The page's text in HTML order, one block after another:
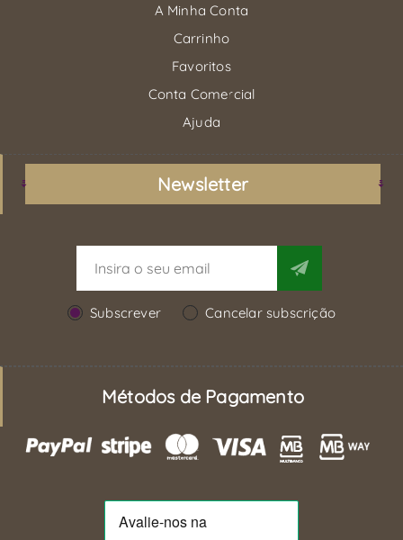
A Minha Conta
Carrinho
Favoritos
Conta Comercial
Ajuda
Newsletter
Subscrever Cancelar subscrição
Métodos de Pagamento